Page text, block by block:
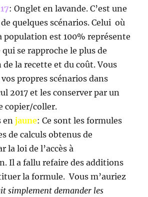
: Onglet en lavande. C’est une
quelques scénarios. Celui où
population est 100% représente
se rapproche le plus de
de la recette et du coût. Vous
propres scénarios dans
2017 et les conserver par un
copier/coller.
enjaune: Ce sont les formules
de calculs obtenus de
la loi de l’accès à
Il a fallu refaire des additions
la formule. Vous m’auriez
simplement demander les